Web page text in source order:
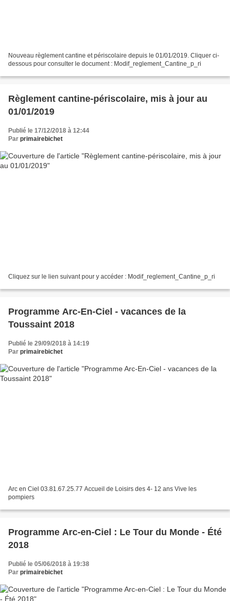
Nouveau règlement cantine et périscolaire depuis le 01/01/2019. Cliquer ci-
dessous pour consulter le document : Modif_reglement_Cantine_p_ri
Règlement cantine-périscolaire, mis à jour au
01/01/2019
Publié le 17/12/2018 à 12:44
Par primairebichet
Cliquez sur le lien suivant pour y accéder : Modif_reglement_Cantine_p_ri
Programme Arc-En-Ciel - vacances de la
Toussaint 2018
Publié le 29/09/2018 à 14:19
Par primairebichet
Arc en Ciel 03.81.67.25.77 Accueil de Loisirs des 4- 12 ans Vive les
pompiers
Programme Arc-en-Ciel : Le Tour du Monde - Été
2018
Publié le 05/06/2018 à 19:38
Par primairebichet